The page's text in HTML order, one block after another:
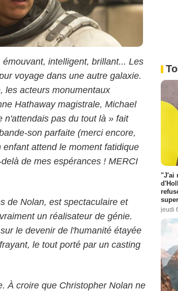
intelligent, brillant... Les
voyage dans une autre galaxie.
les acteurs monumentaux
Hathaway magistrale, Michael
n'attendais pas du tout là » fait
son parfaite (merci encore,
attend le moment fatidique
de mes espérances ! MERCI
de Nolan, est spectaculaire et
un réalisateur de génie.
le devenir de l'humanité étayée
le tout porté par un casting
À croire que Christopher Nolan ne
"J'ai
jeudi